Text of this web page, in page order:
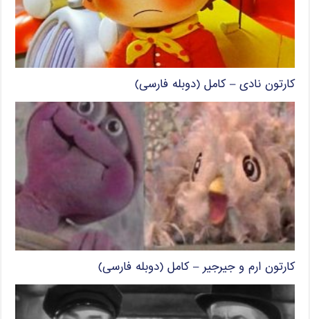
کارتون نادی – کامل (دوبله فارسی)
کارتون ارم و جیرجیر – کامل (دوبله فارسی)